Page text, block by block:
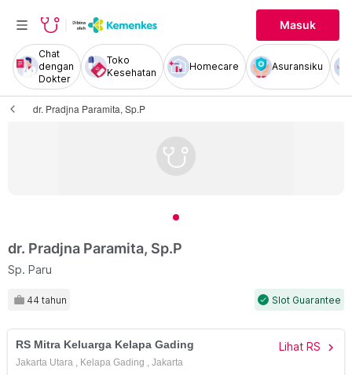
Masuk
Chat
dengan
Dokter
Toko
Kesehatan
Homecare Asuransiku
dr. Pradjna Paramita, Sp.P
dr. Pradjna Paramita, Sp.P
Sp. Paru
44 tahun check Slot Guarantee
RS Mitra Keluarga Kelapa Gading Lihat RS chevron_right
Jakarta Utara , Kelapa Gading , Jakarta